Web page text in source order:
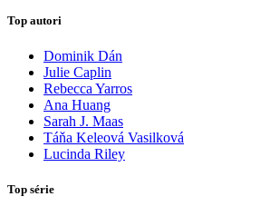
Top autori
Dominik Dán
Julie Caplin
Rebecca Yarros
Ana Huang
Sarah J. Maas
Táňa Keleová Vasilková
Lucinda Riley
Top série